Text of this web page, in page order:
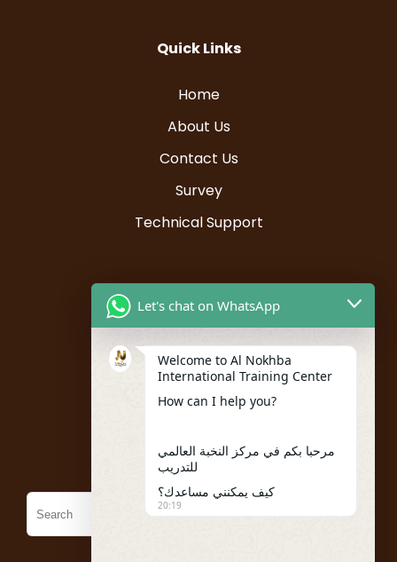
Quick Links
Home
About Us
Contact Us
Survey
Technical Support
Resources
Student Registration
My account
Let's chat on WhatsApp
Welcome to Al Nokhba
International Training Center
How can I help you?
مرحبا بكم في مركز النخبة العالمي
للتدريب
كيف يمكنني مساعدك؟
20:19